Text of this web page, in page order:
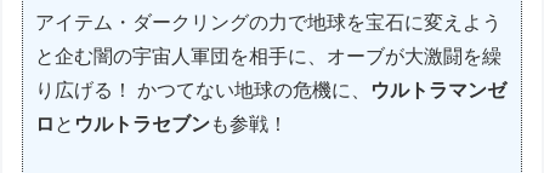
アイテム・ダークリングの力で地球を宝石に変えよう
と企む闇の宇宙人軍団を相手に、オーブが大激闘を繰
り広げる！ かつてない地球の危機に、
ウルトラマンゼ
ロ と ウルトラセブンも参戦！